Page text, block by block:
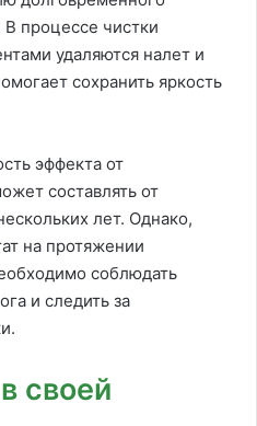
В процессе чистки
удаляются налет и
сохранить яркость
эффекта от
составлять от
лет. Однако,
на протяжении
соблюдать
и следить за
своей